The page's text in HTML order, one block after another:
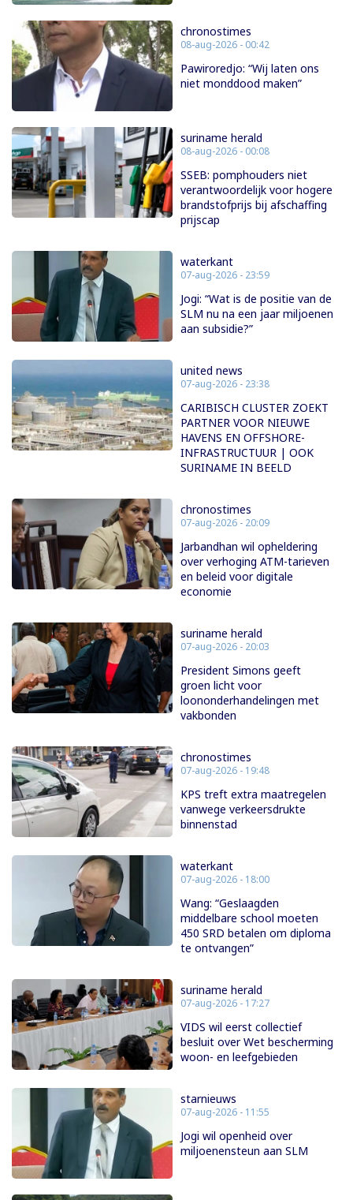
chronostimes
08-aug-2026 - 00:42
Pawiroredjo: “Wij laten ons
niet monddood maken”
suriname herald
08-aug-2026 - 00:08
SSEB: pomphouders niet
verantwoordelijk voor hogere
brandstofprijs bij afschaffing
prijscap
waterkant
07-aug-2026 - 23:59
Jogi: “Wat is de positie van de
SLM nu na een jaar miljoenen
aan subsidie?”
united news
07-aug-2026 - 23:38
CARIBISCH CLUSTER ZOEKT
PARTNER VOOR NIEUWE
HAVENS EN OFFSHORE-
INFRASTRUCTUUR | OOK
SURINAME IN BEELD
chronostimes
07-aug-2026 - 20:09
Jarbandhan wil opheldering
over verhoging ATM-tarieven
en beleid voor digitale
economie
suriname herald
07-aug-2026 - 20:03
President Simons geeft
groen licht voor
loononderhandelingen met
vakbonden
chronostimes
07-aug-2026 - 19:48
KPS treft extra maatregelen
vanwege verkeersdrukte
binnenstad
waterkant
07-aug-2026 - 18:00
Wang: “Geslaagden
middelbare school moeten
450 SRD betalen om diploma
te ontvangen”
suriname herald
07-aug-2026 - 17:27
VIDS wil eerst collectief
besluit over Wet bescherming
woon- en leefgebieden
starnieuws
07-aug-2026 - 11:55
Jogi wil openheid over
miljoenensteun aan SLM